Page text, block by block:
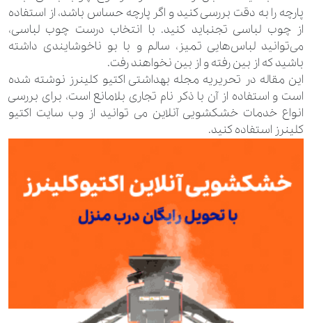
پارچه را به دقت بررسی کنید و اگر پارچه حساس باشد، از استفاده
از چوب لباسی تجنباید کنید. با انتخاب درست چوب لباسی،
می‌توانید لباس‌هایی تمیز، سالم و با بو ناخوشایندی داشته
باشید که از بین رفته و از بین نخواهند رفت.
این مقاله در تحریریه مجله بهداشتی اکتیو کلینرز نوشته شده
است و استفاده از آن با ذکر نام تجاری بلامانع است، برای بررسی
انواع خدمات خشکشویی آنلاین می توانید از وب سایت اکتیو
کلینرز استفاده کنید.